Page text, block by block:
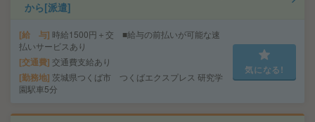
から[派遣]
給 与 時給1500円＋交 ■給与の前払いが可能な速
払いサービスあり
交通費 交通費支給あり
勤務地 茨城県つくば市 つくばエクスプレス 研究学
園駅車5分
気になる!